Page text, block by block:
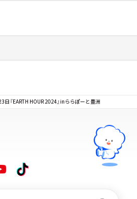
日『EARTH HOUR 2024』inららぽーと豊洲